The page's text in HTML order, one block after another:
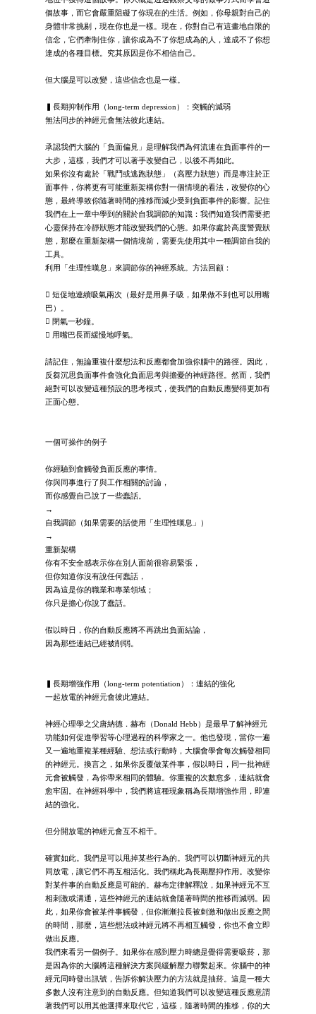
個故事，而它會嚴重阻礙了你現在的生活。例如，你母親對自己的
身體非常挑剔，現在你也是一樣。現在，你對自己有這畫地自限的
信念，它們牽制住你，讓你成為不了你想成為的人，達成不了你想
達成的各種目標。究其原因是你不相信自己。
但大腦是可以改變，這些信念也是一樣。
▍長期抑制作用（long-term depression）：突觸的減弱
無法同步的神經元會無法彼此連結。
承認我們大腦的「負面偏見」是理解我們為何流連在負面事件的一
大步，這樣，我們才可以著手改變自己，以後不再如此。
如果你沒有處於「戰鬥或逃跑狀態」（高壓力狀態）而是專注於正
面事件，你將更有可能重新架構你對一個情境的看法，改變你的心
態，最終導致你隨著時間的推移而減少受到負面事件的影響。記住
我們在上一章中學到的關於自我調節的知識：我們知道我們需要把
心靈保持在冷靜狀態才能改變我們的心態。如果你處於高度警覺狀
態，那麼在重新架構一個情境前，需要先使用其中一種調節自我的
工具。
利用「生理性嘆息」來調節你的神經系統。方法回顧：
 短促地連續吸氣兩次（最好是用鼻子吸，如果做不到也可以用嘴
巴）。
 閉氣一秒鐘。
 用嘴巴長而緩慢地呼氣。
請記住，無論重複什麼想法和反應都會加強你腦中的路徑。因此，
反芻沉思負面事件會強化負面思考與擔憂的神經路徑。然而，我們
絕對可以改變這種預設的思考模式，使我們的自動反應變得更加有
正面心態。
一個可操作的例子
你經驗到會觸發負面反應的事情。
你與同事進行了與工作相關的討論，
而你感覺自己說了一些蠢話。
→
自我調節（如果需要的話使用「生理性嘆息」）
→
重新架構
你有不安全感表示你在別人面前很容易緊張，
但你知道你沒有說任何蠢話，
因為這是你的職業和專業領域；
你只是擔心你說了蠢話。
假以時日，你的自動反應將不再跳出負面結論，
因為那些連結已經被削弱。
▍長期增強作用（long-term potentiation）：連結的強化
一起放電的神經元會彼此連結。
神經心理學之父唐納德．赫布（Donald Hebb）是最早了解神經元
功能如何促進學習等心理過程的科學家之一。他也發現，當你一遍
又一遍地重複某種經驗、想法或行動時，大腦會學會每次觸發相同
的神經元。換言之，如果你反覆做某件事，假以時日，同一批神經
元會被觸發，為你帶來相同的體驗。你重複的次數愈多，連結就會
愈牢固。在神經科學中，我們將這種現象稱為長期增強作用，即連
結的強化。
但分開放電的神經元會互不相干。
確實如此。我們是可以甩掉某些行為的。我們可以切斷神經元的共
同放電，讓它們不再互相活化。我們稱此為長期壓抑作用。改變你
對某件事的自動反應是可能的。赫布定律解釋說，如果神經元不互
相刺激或溝通，這些神經元的連結就會隨著時間的推移而減弱。因
此，如果你會被某件事觸發，但你漸漸拉長被刺激和做出反應之間
的時間，那麼，這些想法或神經元將不再相互觸發，你也不會立即
做出反應。
我們來看另一個例子。如果你在感到壓力時總是覺得需要吸菸，那
是因為你的大腦將這種解決方案與緩解壓力聯繫起來。你腦中的神
經元同時發出訊號，告訴你解決壓力的方法就是抽菸。這是一種大
多數人沒有注意到的自動反應。但知道我們可以改變這種反應意謂
著我們可以用其他選擇來取代它，這樣，隨著時間的推移，你的大